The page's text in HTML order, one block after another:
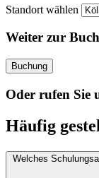
Standort wählen
Weiter zur
Buchung
Oder rufen Sie
Häufig
Welches